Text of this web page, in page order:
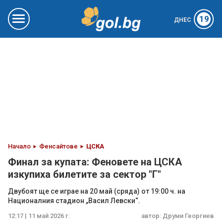
ДНЕС 19
Начало Фенсайтове ЦСКА
Финал за купата: Феновете на ЦСКА
изкупиха билетите за сектор "Г"
Двубоят ще се играе на 20 май (сряда) от 19:00 ч. на
Националния стадион „Васил Левски“.
12:17 | 11 май 2026 г. автор: Друми Георгиев